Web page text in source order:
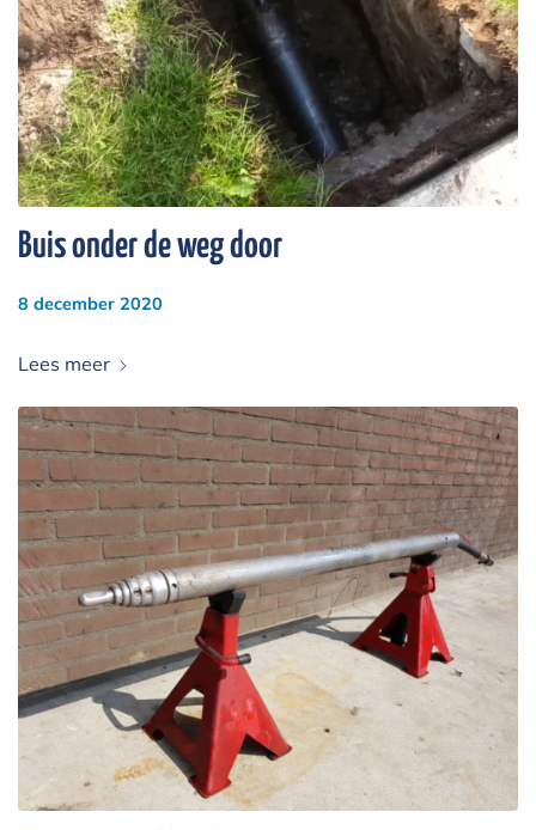
Buis onder de weg door
8 december 2020
Lees meer